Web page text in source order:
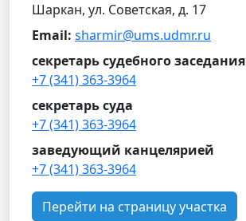
Шаркан, ул. Советская, д. 17
Email: sharmir@ums.udmr.ru
секретарь судебного заседания
+7 (341) 363-3964
секретарь суда
+7 (341) 363-3964
заведующий канцелярией
+7 (341) 363-3964
Перейти на страницу участка